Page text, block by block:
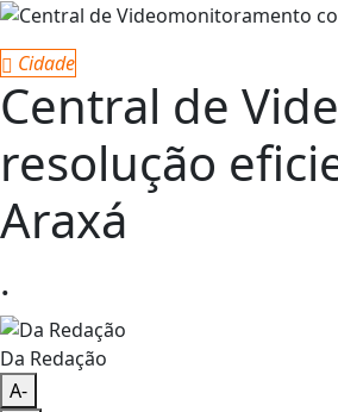
Cidade
Central de
resolução
Araxá
.
Da Redação
A-